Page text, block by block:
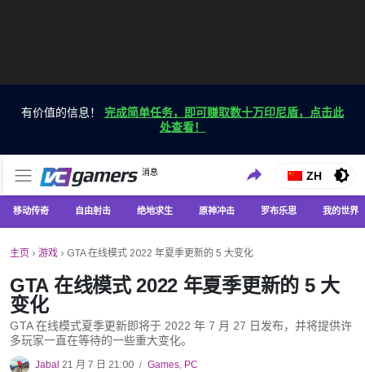
有价值的信息！ 完成简单任务，即可赚取数十万印尼盾，点击此
处查看！
VC游戏新闻
消息
仅在 VCGamers 获取最新的游戏新闻
ZH
移动传奇 自由射击 绝地求生 原神冲击 罗布乐思 我的世界
主页 › 游戏 › GTA 在线模式 2022 年夏季更新的 5 大变化
GTA 在线模式 2022 年夏季更新的 5 大
变化
GTA 在线模式夏季更新即将于 2022 年 7 月 27 日发布，并将提供许
多玩家一直在等待的一些重大变化。
Jabal 21 月 7 日 21:00 / Games, PC